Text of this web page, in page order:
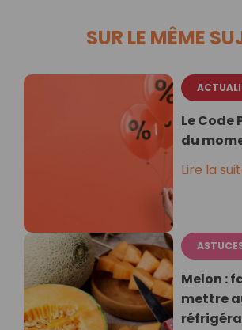
SUR LE MÊME
Le Code
du
Lire la
Melon :
mettre